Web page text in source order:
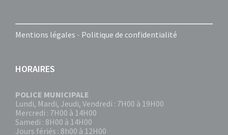
Mentions légales - Politique de confidentialité
HORAIRES
POLICE MUNICIPALE
Lundi, Mardi, Jeudi, Vendredi : 7H00 à 19H00
Mercredi : 7H00 à 14H00
Samedi : 8H00 à 14H00
Jours fériés : 8h00 à 12H00